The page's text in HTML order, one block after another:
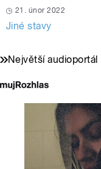
21. únor 2022
Jiné stavy
Největší